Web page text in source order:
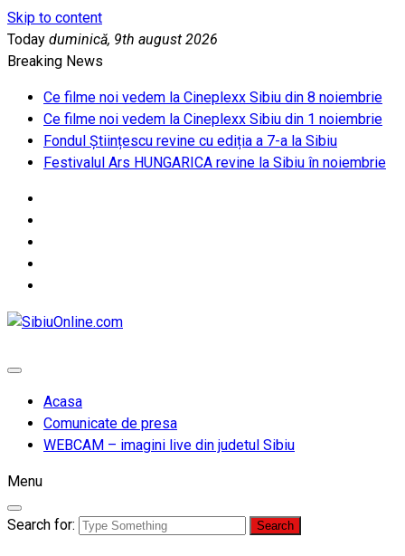
Skip to content
Today duminică, 9th august 2026
Breaking News
Ce filme noi vedem la Cineplexx Sibiu din 8 noiembrie
Ce filme noi vedem la Cineplexx Sibiu din 1 noiembrie
Fondul Științescu revine cu ediția a 7-a la Sibiu
Festivalul Ars HUNGARICA revine la Sibiu în noiembrie
Acasa
Comunicate de presa
WEBCAM – imagini live din judetul Sibiu
Menu
Search for: